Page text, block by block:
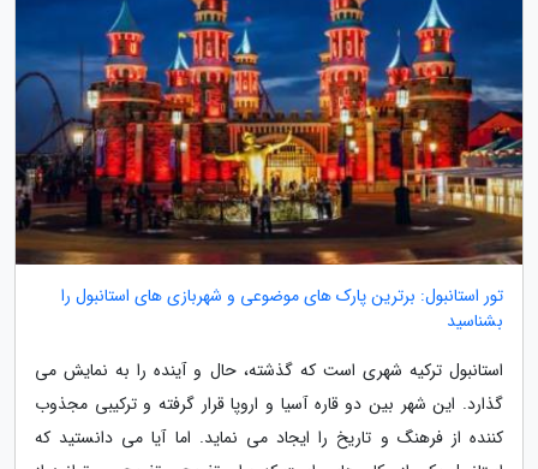
تور استانبول: برترین پارک های موضوعی و شهربازی های استانبول را
بشناسید
استانبول ترکیه شهری است که گذشته، حال و آینده را به نمایش می
گذارد. این شهر بین دو قاره آسیا و اروپا قرار گرفته و ترکیبی مجذوب
کننده از فرهنگ و تاریخ را ایجاد می نماید. اما آیا می دانستید که